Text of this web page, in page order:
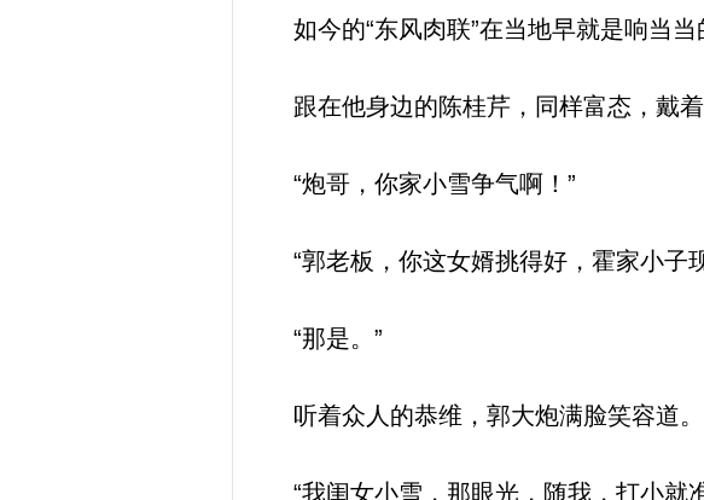
如今的“东风肉联”在当地早就是响当当
跟在他身边的陈桂芹，同样富态，戴着
“炮哥，你家小雪争气啊！”
“郭老板，你这女婿挑得好，霍家小子
“那是。”
听着众人的恭维，郭大炮满脸笑容道。
“我闺女小雪，那眼光，随我，打小就